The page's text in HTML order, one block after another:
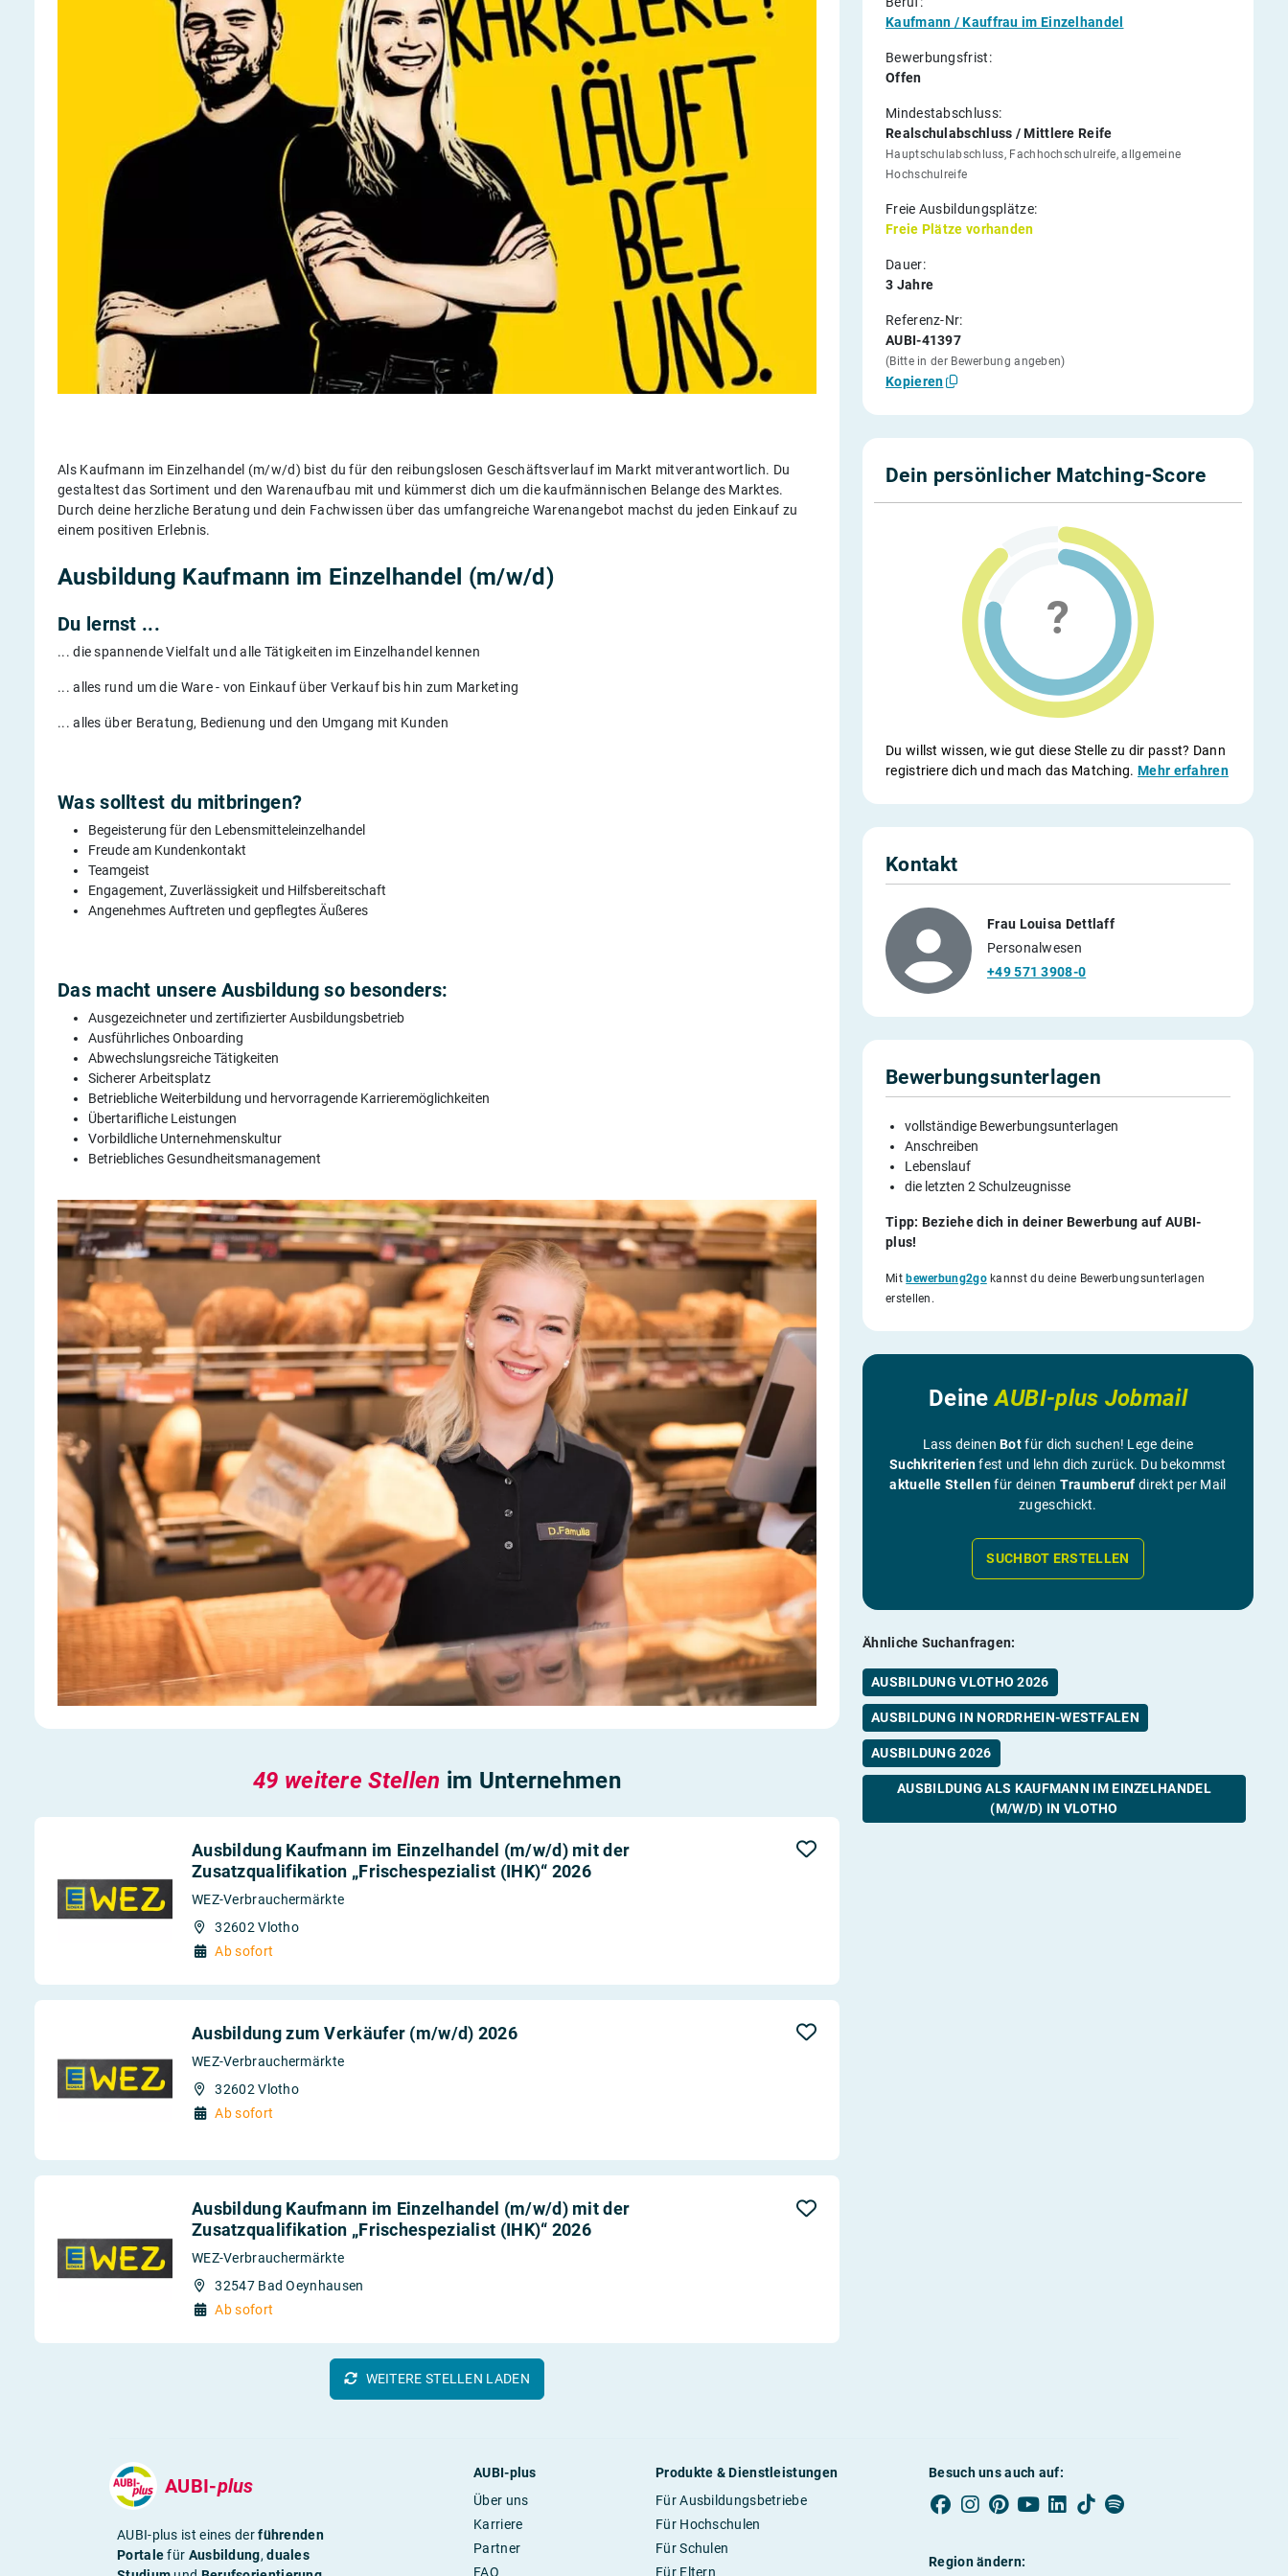
Als Kaufmann im Einzelhandel (m/w/d) bist du für den reibungslosen Geschäftsverlauf im Markt mitverantwortlich. Du
gestaltest das Sortiment und den Warenaufbau mit und kümmerst dich um die kaufmännischen Belange des Marktes.
Durch deine herzliche Beratung und dein Fachwissen über das umfangreiche Warenangebot machst du jeden Einkauf zu
einem positiven Erlebnis.
Ausbildung Kaufmann im Einzelhandel (m/w/d)
Du lernst ...
... die spannende Vielfalt und alle Tätigkeiten im Einzelhandel kennen
... alles rund um die Ware - von Einkauf über Verkauf bis hin zum Marketing
... alles über Beratung, Bedienung und den Umgang mit Kunden
Was solltest du mitbringen?
Begeisterung für den Lebensmitteleinzelhandel
Freude am Kundenkontakt
Teamgeist
Engagement, Zuverlässigkeit und Hilfsbereitschaft
Angenehmes Auftreten und gepflegtes Äußeres
Das macht unsere Ausbildung so besonders:
Ausgezeichneter und zertifizierter Ausbildungsbetrieb
Ausführliches Onboarding
Abwechslungsreiche Tätigkeiten
Sicherer Arbeitsplatz
Betriebliche Weiterbildung und hervorragende Karrieremöglichkeiten
Übertarifliche Leistungen
Vorbildliche Unternehmenskultur
Betriebliches Gesundheitsmanagement
Kaufmann / Kauffrau im Einzelhandel
Bewerbungsfrist:
Offen
Mindestabschluss:
Realschulabschluss / Mittlere Reife
Hauptschulabschluss, Fachhochschulreife, allgemeine
Hochschulreife
Freie Ausbildungsplätze:
Freie Plätze vorhanden
Dauer:
3 Jahre
Referenz-Nr:
AUBI-41397
(Bitte in der Bewerbung angeben)
Kopieren
Dein persönlicher Matching-Score
Du willst wissen, wie gut diese Stelle zu dir passt? Dann
registriere dich und mach das Matching.Mehr erfahren
Kontakt
Frau Louisa Dettlaff
Personalwesen
+49 571 3908-0
Bewerbungsunterlagen
vollständige Bewerbungsunterlagen
Anschreiben
Lebenslauf
die letzten 2 Schulzeugnisse
Tipp: Beziehe dich in deiner Bewerbung auf AUBI-
plus!
Mitbewerbung2gokannst du deine Bewerbungsunterlagen
erstellen.
DeineAUBI-plus Jobmail
Lass deinenBotfür dich suchen! Lege deine
Suchkriterienfest und lehn dich zurück. Du bekommst
aktuelle Stellenfür deinen Traumberuf direkt per Mail
zugeschickt.
SUCHBOT ERSTELLEN
Ähnliche Suchanfragen:
AUSBILDUNG VLOTHO 2026
AUSBILDUNG IN NORDRHEIN-WESTFALEN
AUSBILDUNG 2026
AUSBILDUNG ALS KAUFMANN IM EINZELHANDEL
(M/W/D) IN VLOTHO
49 weitere Stellen im Unternehmen
Ausbildung Kaufmann im Einzelhandel (m/w/d) mit der
Zusatzqualifikation „Frischespezialist (IHK)“ 2026
WEZ-Verbrauchermärkte
32602 Vlotho
Ab sofort
Ausbildung zum Verkäufer (m/w/d) 2026
WEZ-Verbrauchermärkte
32602 Vlotho
Ab sofort
Ausbildung Kaufmann im Einzelhandel (m/w/d) mit der
Zusatzqualifikation „Frischespezialist (IHK)“ 2026
WEZ-Verbrauchermärkte
32547 Bad Oeynhausen
Ab sofort
WEITERE STELLEN LADEN
AUBI-plus
AUBI-plus ist eines derführenden
Portalefür Ausbildung,duales
AUBI-plus
Über uns
Karriere
Partner
FAQ
Produkte & Dienstleistungen
Für Ausbildungsbetriebe
Für Hochschulen
Für Schulen
Für Eltern
Besuch uns auch auf:
Region ändern: